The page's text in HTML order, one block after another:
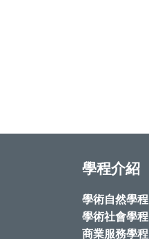
學程介紹
學術自然學程
學術社會學程
商業服務學程